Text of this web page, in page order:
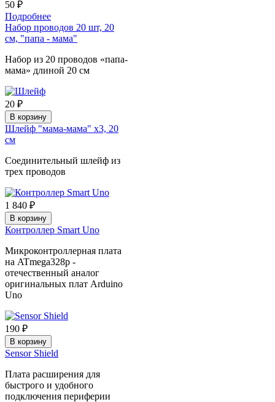
50 ₽
Подробнее
Набор проводов 20 шт, 20
см, "папа - мама"
Набор из 20 проводов «папа-
мама» длиной 20 см
20 ₽
В корзину
Шлейф "мама-мама" х3, 20
см
Соединительный шлейф из
трех проводов
1 840 ₽
В корзину
Контроллер Smart Uno
Микроконтроллерная плата
на ATmega328p -
отечественный аналог
оригинальных плат Arduino
Uno
190 ₽
В корзину
Sensor Shield
Плата расширения для
быстрого и удобного
подключения периферии